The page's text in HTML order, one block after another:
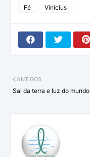
Fé Vinicius
ANTIGOS
Sal da terra e luz do mundo